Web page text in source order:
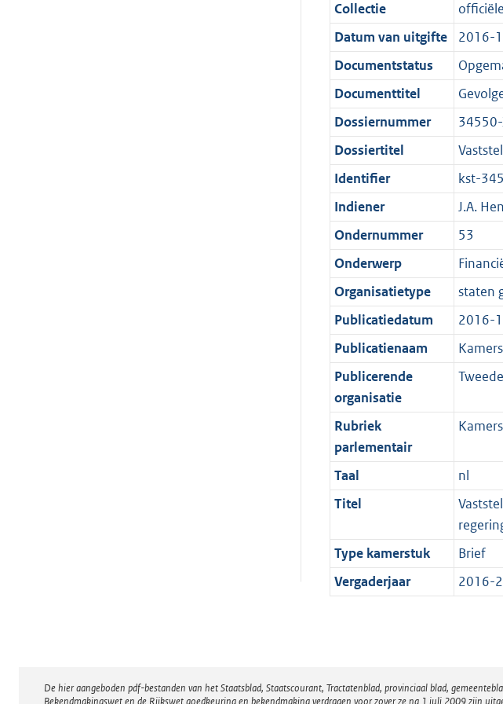
i
e
i
n
f
o
r
m
a
a
t
4
3
K
b
t
i
e
i
n
f
o
r
m
a
a
t
:
9
K
b
a
t
i
e
i
n
f
o
r
m
a
a
t
e
:
8
K
b
c
a
t
i
e
i
n
f
o
r
m
a
a
t
t
e
:
4
K
b
:
Collectie
Datum van uitgifte
2016-
Documentstatus
Documenttitel
Dossiernummer
Dossiertitel
Identifier
kst-
Indiener
J.A.
Ondernummer
53
Onderwerp
Organisatietype
staten
Publicatiedatum
2016-
Publicatienaam
Publicerende
organisatie
Rubriek
parlementair
Taal
nl
Titel
Type kamerstuk
Brief
Vergaderjaar
2016-
Disclaimer
De hier aangeboden pdf-bestanden van het Staatsblad, Staatscourant, Tractatenblad, provinciaal blad,
Bekendmakingswet en de Rijkswet goedkeuring en bekendmaking verdragen voor zover ze na 1 juli 2009 zijn